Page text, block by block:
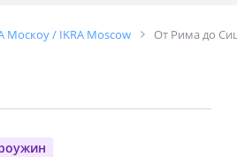
/ IKRA Moscow От Рима до